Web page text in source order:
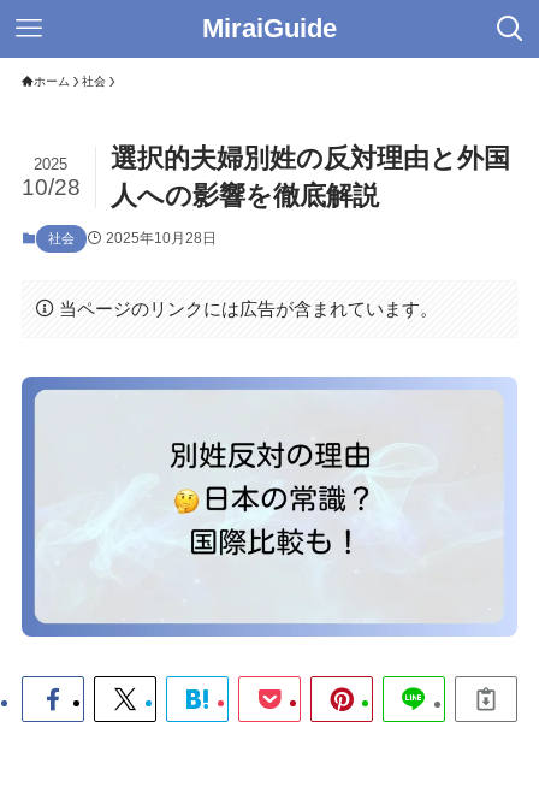
MiraiGuide
ホーム 社会
選択的夫婦別姓の反対理由と外国
人への影響を徹底解説
2025
10/28
社会 2025年10月28日
当ページのリンクには広告が含まれています。